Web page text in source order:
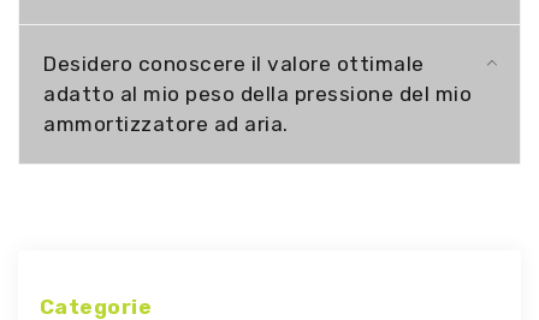
Desidero conoscere il valore ottimale
adatto al mio peso della pressione del mio
ammortizzatore ad aria.
Categorie